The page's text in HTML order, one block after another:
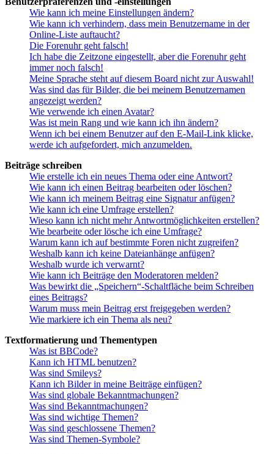
Wie kann ich meine Einstellungen ändern?
Wie kann ich verhindern, dass mein Benutzername in der
Online-Liste auftaucht?
Die Forenuhr geht falsch!
Ich habe die Zeitzone eingestellt, aber die Forenuhr geht
immer noch falsch!
Meine Sprache steht auf diesem Board nicht zur Auswahl!
Was sind das für Bilder, die bei meinem Benutzernamen
angezeigt werden?
Wie verwende ich einen Avatar?
Was ist mein Rang und wie kann ich ihn ändern?
Wenn ich bei einem Benutzer auf den E-Mail-Link klicke,
werde ich aufgefordert, mich anzumelden.
Beiträge schreiben
Wie erstelle ich ein neues Thema oder eine Antwort?
Wie kann ich einen Beitrag bearbeiten oder löschen?
Wie kann ich meinem Beitrag eine Signatur anfügen?
Wie kann ich eine Umfrage erstellen?
Wieso kann ich nicht mehr Antwortmöglichkeiten erstellen?
Wie bearbeite oder lösche ich eine Umfrage?
Warum kann ich auf bestimmte Foren nicht zugreifen?
Weshalb kann ich keine Dateianhänge anfügen?
Weshalb wurde ich verwarnt?
Wie kann ich Beiträge den Moderatoren melden?
Was bewirkt die „Speichern“-Schaltfläche beim Schreiben
eines Beitrags?
Warum muss mein Beitrag erst freigegeben werden?
Wie markiere ich ein Thema als neu?
Textformatierung und Thementypen
Was ist BBCode?
Kann ich HTML benutzen?
Was sind Smileys?
Kann ich Bilder in meine Beiträge einfügen?
Was sind globale Bekanntmachungen?
Was sind Bekanntmachungen?
Was sind wichtige Themen?
Was sind geschlossene Themen?
Was sind Themen-Symbole?